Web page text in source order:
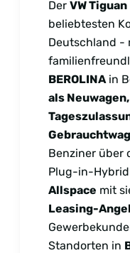
Der VW Tiguan
beliebtesten
Deutschland -
BEROLINAin
als
Benziner über
Plug-in-
Allspace mit
Leasing-
Standorten in